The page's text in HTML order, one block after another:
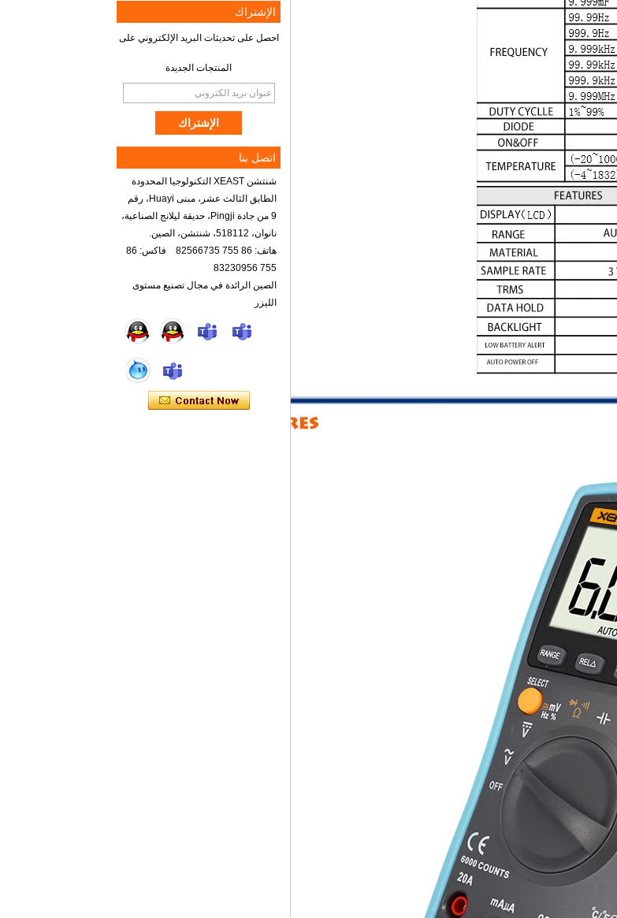
الإشتراك
احصل على تحديثات البريد الإلكتروني على
المنتجات الجديدة
اتصل بنا
شنتشن XEAST التكنولوجيا المحدودة
الطابق الثالث عشر، مبنى Huayi، رقم
9 من جادة Pingji، حديقة ليلانج الصناعية،
نانوان، 518112، شنتشن، الصين.
هاتف: 86 755 82566735 فاكس: 86
755 83230956
الصين الرائدة في مجال تصنيع مستوى
الليزر